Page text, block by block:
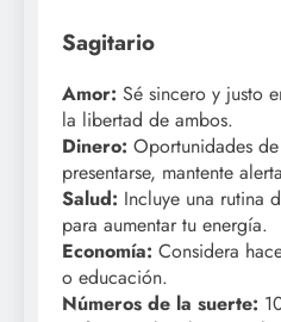
Sagitario
Amor: Sé sincero y justo
la libertad de ambos.
Dinero: Oportunidades
presentarse, mantente
Salud: Incluye una rutina
para aumentar tu energía.
Economía: Considera
o educación.
Números de la suerte: